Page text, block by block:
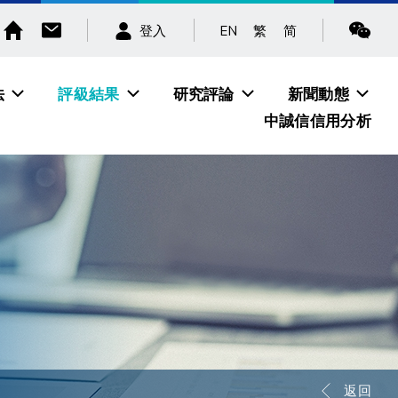
登入 EN 繁 简
評級結果 研究評論
新聞動態
中誠信信用分析
返回